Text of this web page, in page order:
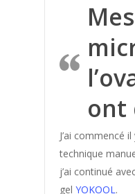
Mes
ont
J’ai commencé
technique
j’ai continué
gel YOKOOL.